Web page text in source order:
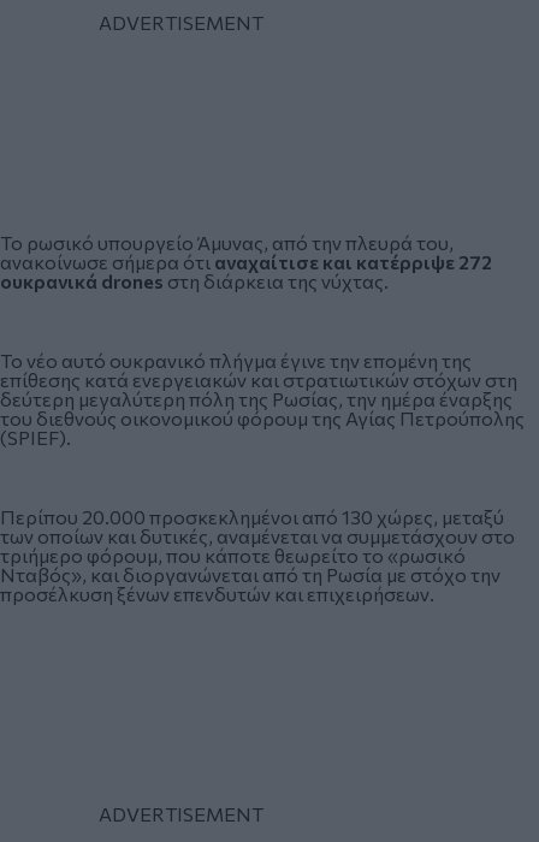
Το ρωσικό υπουργείο Άμυνας, από την πλευρά του,
ανακοίνωσε σήμερα ότιαναχαίτισε και κατέρριψε 272
ουκρανικά drones στη διάρκεια της νύχτας.
Το νέο αυτό ουκρανικό πλήγμα έγινε την επομένη της
επίθεσης κατά ενεργειακών και στρατιωτικών στόχων στη
δεύτερη μεγαλύτερη πόλη της Ρωσίας, την ημέρα έναρξης
του διεθνούς οικονομικού φόρουμ της Αγίας Πετρούπολης
(SPIEF).
Περίπου 20.000 προσκεκλημένοι από 130 χώρες, μεταξύ
των οποίων και δυτικές, αναμένεται να συμμετάσχουν στο
τριήμερο φόρουμ, που κάποτε θεωρείτο το «ρωσικό
Νταβός», και διοργανώνεται από τη Ρωσία με στόχο την
προσέλκυση ξένων επενδυτών και επιχειρήσεων.